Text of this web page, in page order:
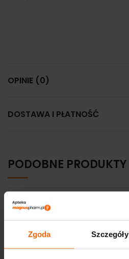
Zgoda Szczegóły
OPINIE (0)
DOSTAWA I PŁATNOŚĆ
PODOBNE PRODUKTY